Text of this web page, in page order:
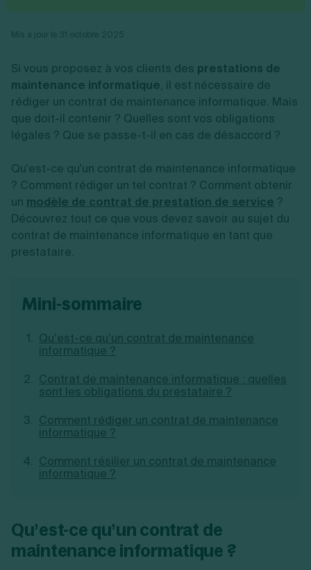
Transport
Autres
Ressources
Simulateur de choix de forme juridique
Estimation du coût de création
Calcul d'éligibilité à l'ACRE
Vérification de la disponibilité du nom d'entreprise
Générateur de mentions légales
Gérer son entreprise
Gestion comptable
Approbation des comptes
Dépôt de marque
Protection des créations
Confidentialité de l'adresse du dirigeant
Fermer son entreprise
Radiation auto entrepreneur
Mise en sommeil
Dissolution-liquidation
Conseil/finance
Vente en ligne
Services aux entreprises
Construction/travaux
Restauration
Transport
Autres
Par fonctionnalité
Logiciel de facturation
Logiciel de comptabilité
Gestion des achats
Par besoin
Je suis autonome
Je souhaite être accompagné
Découvrez notre cabinet d'expertise
comptable LS Compta
Fiches SCI
Fiches auto-entrepreneur
Fiches association
Toutes les fiches sur la création
Autres démarches
Fermeture d’entreprise
Exercice d’un métier
Recouvrement de factures
Gérer ses salariés
Sélection de fiches pratiques
Création de micro-entreprise
Devenir auto entrepreneur
Création de SASU
Création de SARL
Création de SCI
Création d'association
Ouverture compte pro
Fermeture d’une entreprise
Si vous proposez à vos clients des prestations de
maintenance informatique, il est nécessaire de
rédiger un contrat de maintenance informatique. Mais
que doit-il contenir ? Quelles sont vos obligations
légales ? Que se passe-t-il en cas de désaccord ?
Qu'est-ce qu'un contrat de maintenance informatique
? Comment rédiger un tel contrat ? Comment obtenir
un modèle de contrat de prestation de service ?
Découvrez tout ce que vous devez savoir au sujet du
contrat de maintenance informatique en tant que
prestataire.
mini-sommaire
Qu’est-ce qu’un contrat de maintenance
informatique ?
Contrat de maintenance informatique : quelles
sont les obligations du prestataire ?
Comment rédiger un contrat de maintenance
informatique ?
Comment résilier un contrat de maintenance
informatique ?
Qu’est-ce qu’un contrat de
maintenance informatique ?